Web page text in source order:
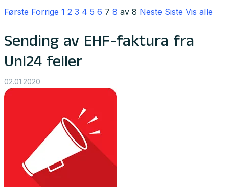
Første Forrige 1 2 3 4 5 6 7 8 av 8 Neste Siste Vis alle
Sending av EHF-faktura fra
Uni24 feiler
02.01.2020